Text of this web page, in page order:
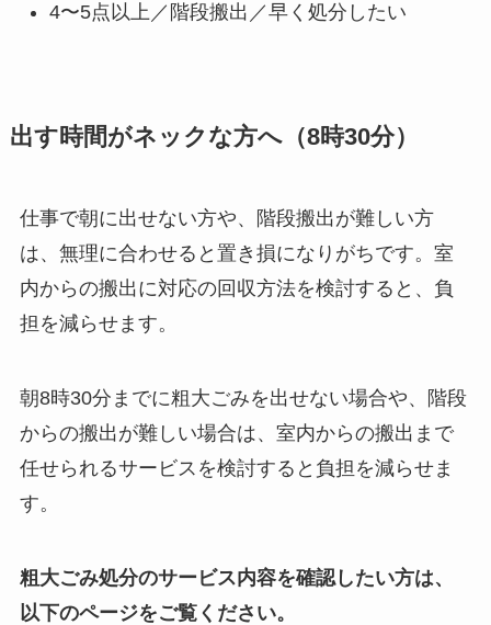
4〜5点以上／階段搬出／早く処分したい
出す時間がネックな方へ（8時30分）
仕事で朝に出せない方や、階段搬出が難しい方
は、無理に合わせると置き損になりがちです。室
内からの搬出に対応の回収方法を検討すると、負
担を減らせます。
朝8時30分までに粗大ごみを出せない場合や、階段
からの搬出が難しい場合は、室内からの搬出まで
任せられるサービスを検討すると負担を減らせま
す。
粗大ごみ処分のサービス内容を確認したい方は、
以下のページをご覧ください。